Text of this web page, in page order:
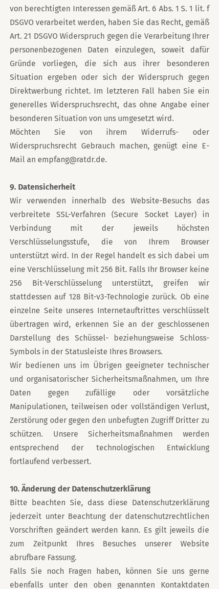
von berechtigten Interessen gemäß Art. 6 Abs. 1 S. 1 lit. f
DSGVO verarbeitet werden, haben Sie das Recht, gemäß
Art. 21 DSGVO Widerspruch gegen die Verarbeitung Ihrer
personenbezogenen Daten einzulegen, soweit dafür
Gründe vorliegen, die sich aus ihrer besonderen
Situation ergeben oder sich der Widerspruch gegen
Direktwerbung richtet. Im letzteren Fall haben Sie ein
generelles Widerspruchsrecht, das ohne Angabe einer
besonderen Situation von uns umgesetzt wird.
Möchten Sie von ihrem Widerrufs- oder
Widerspruchsrecht Gebrauch machen, genügt eine E-
Mail an empfang@ratdr.de.
9. Datensicherheit
Wir verwenden innerhalb des Website-Besuchs das
verbreitete SSL-Verfahren (Secure Socket Layer) in
Verbindung mit der jeweils höchsten
Verschlüsselungsstufe, die von Ihrem Browser
unterstützt wird. In der Regel handelt es sich dabei um
eine Verschlüsselung mit 256 Bit. Falls Ihr Browser keine
256 Bit-Verschlüsselung unterstützt, greifen wir
stattdessen auf 128 Bit-v3-Technologie zurück. Ob eine
einzelne Seite unseres Internetauftrittes verschlüsselt
übertragen wird, erkennen Sie an der geschlossenen
Darstellung des Schüssel- beziehungsweise Schloss-
Symbols in der Statusleiste Ihres Browsers.
Wir bedienen uns im Übrigen geeigneter technischer
und organisatorischer Sicherheitsmaßnahmen, um Ihre
Daten gegen zufällige oder vorsätzliche
Manipulationen, teilweisen oder vollständigen Verlust,
Zerstörung oder gegen den unbefugten Zugriff Dritter zu
schützen. Unsere Sicherheitsmaßnahmen werden
entsprechend der technologischen Entwicklung
fortlaufend verbessert.
10. Änderung der Datenschutzerklärung
Bitte beachten Sie, dass diese Datenschutzerklärung
jederzeit unter Beachtung der datenschutzrechtlichen
Vorschriften geändert werden kann. Es gilt jeweils die
zum Zeitpunkt Ihres Besuches unserer Website
abrufbare Fassung.
Falls Sie noch Fragen haben, können Sie uns gerne
ebenfalls unter den oben genannten Kontaktdaten